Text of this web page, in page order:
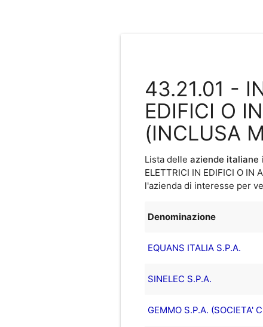
43.21.01 -
EDIFICI O
(INCLUSA
Lista delle aziende italiane
ELETTRICI IN EDIFICI O IN
l'azienda di interesse per
Denominazione
EQUANS ITALIA S.P.A.
SINELEC S.P.A.
GEMMO S.P.A. (SOCIETA'